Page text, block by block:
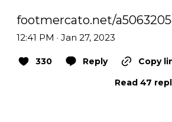
footmercato.net/
12:41 PM · Jan 27, 2023
330 Reply
Copy
Read 47